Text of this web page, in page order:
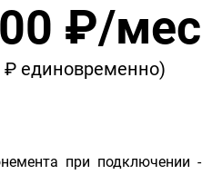
₽/мес
₽ единовременно)
при подключении -